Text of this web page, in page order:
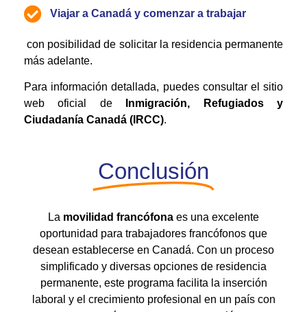
Viajar a Canadá y comenzar a trabajar
con posibilidad de solicitar la residencia permanente
más adelante.
Para información detallada, puedes consultar el sitio
web oficial de
Inmigración, Refugiados y
Ciudadanía Canadá (IRCC).
Conclusión
La movilidad francófona es una excelente
oportunidad para trabajadores francófonos que
desean establecerse en Canadá. Con un proceso
simplificado y diversas opciones de residencia
permanente, este programa facilita la inserción
laboral y el crecimiento profesional en un país con